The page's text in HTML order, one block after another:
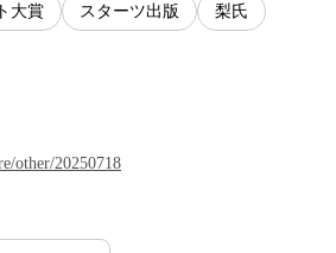
大賞 スターツ出版 梨氏
other/20250718